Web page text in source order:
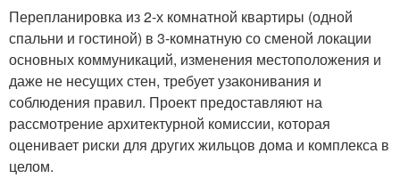
Перепланировка из 2-х комнатной квартиры (одной
спальни и гостиной) в 3-комнатную со сменой локации
основных коммуникаций, изменения местоположения и
даже не несущих стен, требует узаконивания и
соблюдения правил. Проект предоставляют на
рассмотрение архитектурной комиссии, которая
оценивает риски для других жильцов дома и комплекса в
целом.